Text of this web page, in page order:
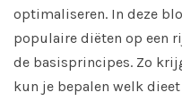
optimaliseren. In deze
populaire diëten op een
de basisprincipes. Zo
kun je bepalen welk